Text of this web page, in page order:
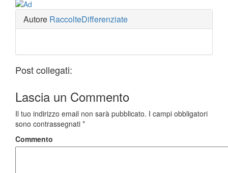
Autore RaccolteDifferenziate
Post collegati:
Lascia un Commento
Il tuo indirizzo email non sarà pubblicato. I campi obbligatori
sono contrassegnati *
Commento